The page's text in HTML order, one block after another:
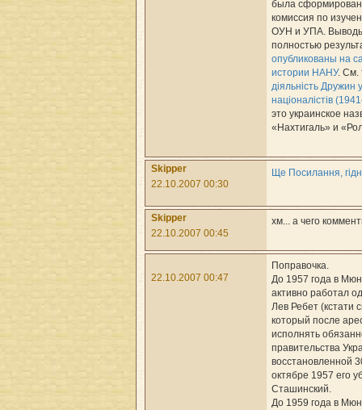
была
комиссия по
ОУН и УПА. Выводы
полностью
опубликованы на
истории НАНУ. См.
діяльність Дружин
націоналістів
это украинское
«Нахтигаль» и
Skipper
22.10.2007 00:30
Ще Посилання,
Skipper
22.10.2007 00:45
хм... а чего
22.10.2007 00:47
Поправочка.
До 1957 года в
активно работал
Лев Ребет (кстати
который после
исполнять
правительства
восстановленной
октябре 1957 его
Сташинский.
До 1959 года в